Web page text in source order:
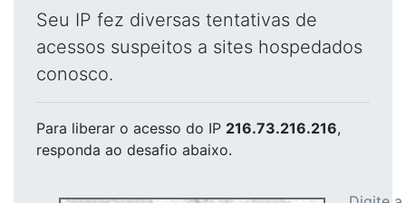
Seu IP fez diversas tentativas de
acessos suspeitos a sites hospedados
conosco.
Para liberar o acesso do IP 216.73.216.216,
responda ao desafio abaixo.